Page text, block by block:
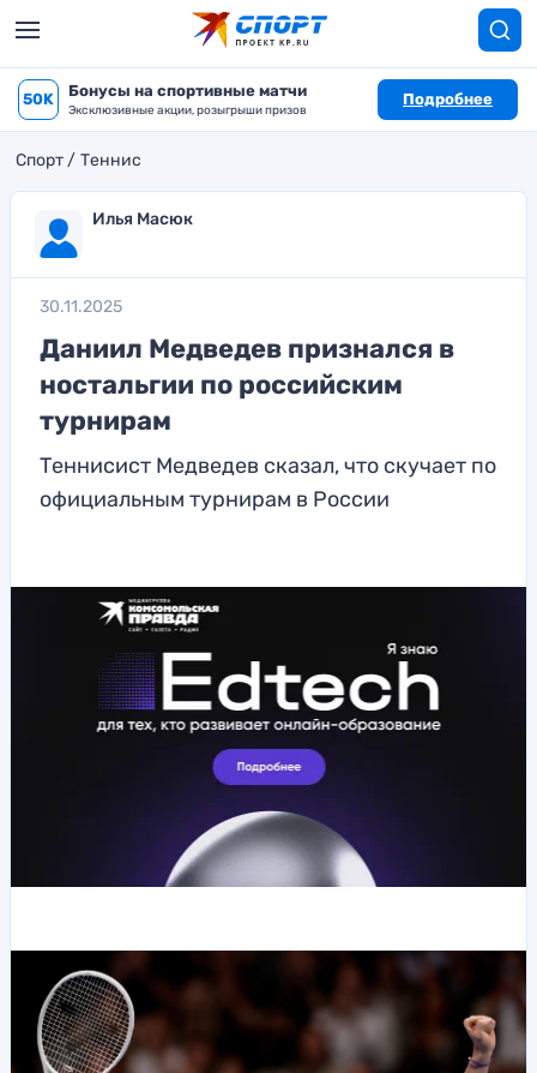
50K Бонусы на спортивные матчи
Эксклюзивные акции, розыгрыши призов
Подробнее
Спорт Теннис
Илья Масюк
30.11.2025
Даниил Медведев признался в
ностальгии по российским
турнирам
Теннисист Медведев сказал, что скучает по
официальным турнирам в России